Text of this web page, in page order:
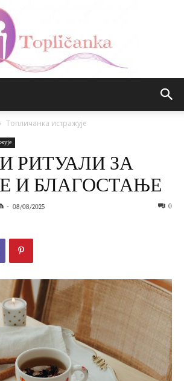
Топличанка истражује
РИТУАЛИ ЗА
И БЛАГОСТАЊЕ
- 08/08/2025 0